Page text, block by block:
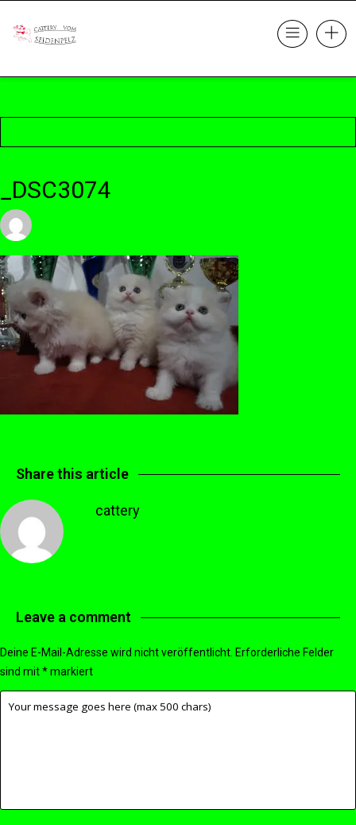
_DSC3074
Share this article
cattery
Leave a comment
Deine E-Mail-Adresse wird nicht veröffentlicht. Erforderliche Felder
sind mit*markiert